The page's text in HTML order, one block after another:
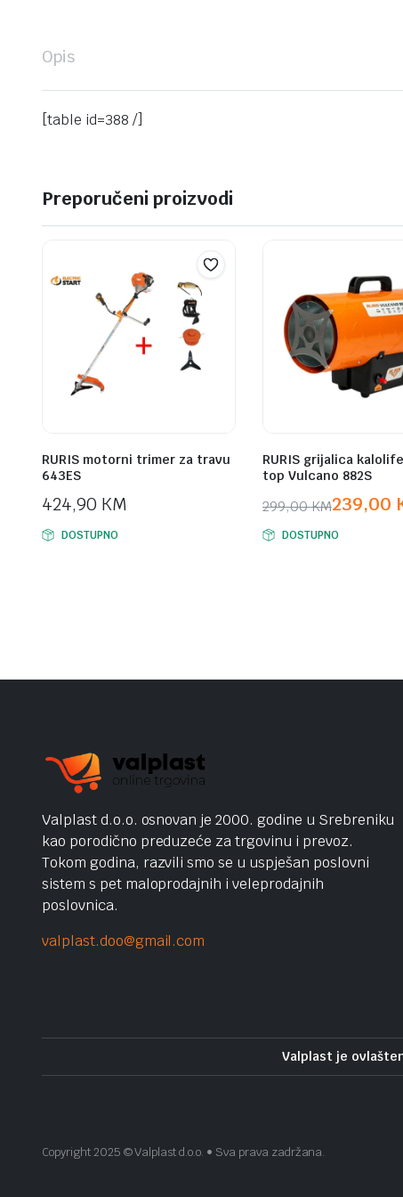
Opis
[table id=388 /]
Preporučeni proizvodi
RURIS motorni trimer za travu
643ES
424,90 KM
DOSTUPNO
RURIS grijalica
top Vulcano 882S
299,00KM
Original
price
239,00
Current
price
DOSTUPNO
Valplast d.o.o. osnovan je 2000. godine u Srebreniku
kao porodično preduzeće za trgovinu i prevoz.
Tokom godina, razvili smo se u uspješan poslovni
sistem s pet maloprodajnih i veleprodajnih
poslovnica.
valplast.doo@gmail.com
Valplast je
Copyright 2025 © Valplast d.o.o. • Sva prava zadržana.